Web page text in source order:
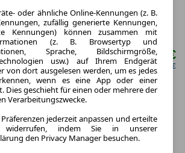
| VORLAUF | Privat
ab mtl.269,00 €
netto mtl. 226,05 €
48 Monate
Laufzeit
Leasingfaktor
Diesel
oder ähnliche Online-Kennungen (z. B.
zufällig generierte Kennungen,
Kennungen) können zusammen mit
(z. B. Browsertyp und
Sprache, Bildschirmgröße,
usw.) auf Ihrem Endgerät
von dort ausgelesen werden, um es jedes
wenn es eine App oder einer
Dies geschieht für einen oder mehrere der
Verarbeitungszwecke.
jederzeit anpassen und erteilte
widerrufen, indem Sie in unserer
den Privacy Manager besuchen.